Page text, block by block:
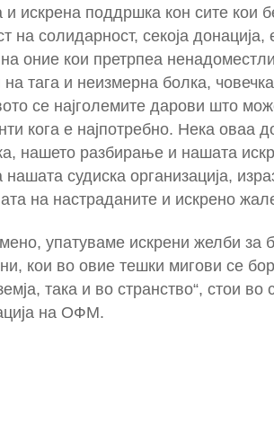
и искрена поддршка кон сите кои
на солидарност, секоја
оние кои претрпеа
тага и неизмерна болка,
се најголемите дарови што
кога е најпотребно. Нека оваа
нашето разбирање и нашата
нашата судиска организација,
на настраданите и искрено
упатуваме искрени желби за
кои во овие тешки мигови се
така и во странство“, стои
на ОФМ.